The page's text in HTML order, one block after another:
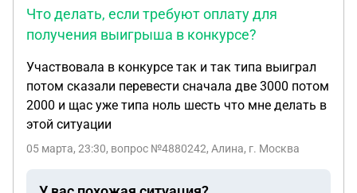
Что делать, если требуют оплату для
получения выигрыша в конкурсе?
Участвовала в конкурсе так и так типа выиграл
потом сказали перевести сначала две 3000 потом
2000 и щас уже типа ноль шесть что мне делать в
этой ситуации
05 марта, 23:30, вопрос №4880242, Алина, г. Москва